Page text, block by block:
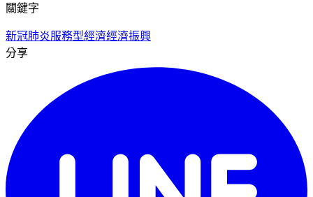
關鍵字
新冠肺炎服務型經濟經濟振興
分享